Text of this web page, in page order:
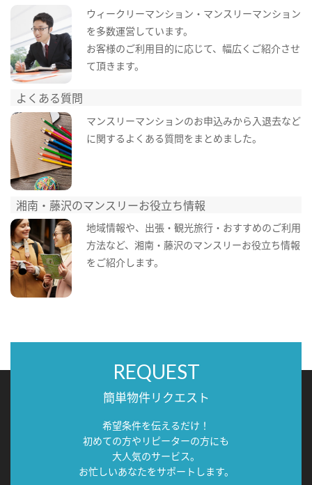
ウィークリーマンション・マンスリーマンション
を多数運営しています。
お客様のご利用目的に応じて、幅広くご紹介させ
て頂きます。
よくある質問
マンスリーマンションのお申込みから入退去など
に関するよくある質問をまとめました。
湘南・藤沢のマンスリーお役立ち情報
地域情報や、出張・観光旅行・おすすめのご利用
方法など、湘南・藤沢のマンスリーお役立ち情報
をご紹介します。
REQUEST
簡単物件リクエスト
希望条件を伝えるだけ！
初めての方やリピーターの方にも
大人気のサービス。
お忙しいあなたをサポートします。